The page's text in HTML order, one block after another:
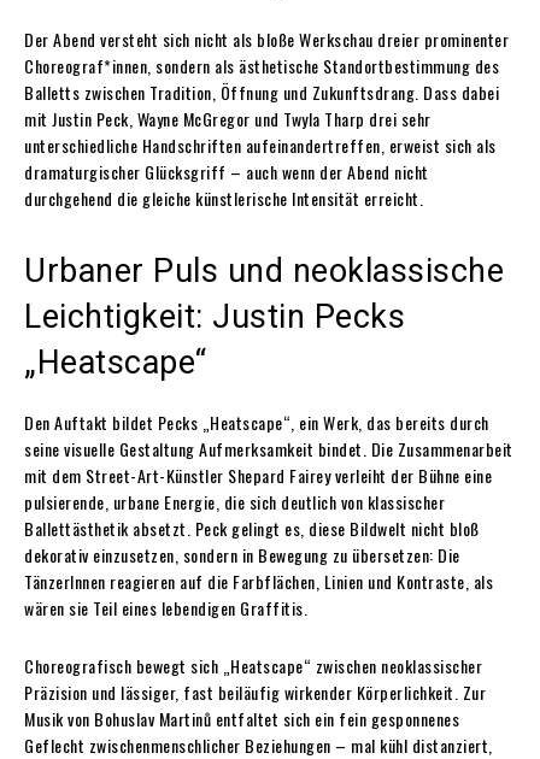
Der Abend versteht sich nicht als bloße Werkschau dreier prominenter
Choreograf*innen, sondern als ästhetische Standortbestimmung des
Balletts zwischen Tradition, Öffnung und Zukunftsdrang. Dass dabei
mit Justin Peck, Wayne McGregor und Twyla Tharp drei sehr
unterschiedliche Handschriften aufeinandertreffen, erweist sich als
dramaturgischer Glücksgriff – auch wenn der Abend nicht
durchgehend die gleiche künstlerische Intensität erreicht.
Urbaner Puls und neoklassische
Leichtigkeit: Justin Pecks
„Heatscape“
Den Auftakt bildet Pecks „Heatscape“, ein Werk, das bereits durch
seine visuelle Gestaltung Aufmerksamkeit bindet. Die Zusammenarbeit
mit dem Street-Art-Künstler Shepard Fairey verleiht der Bühne eine
pulsierende, urbane Energie, die sich deutlich von klassischer
Ballettästhetik absetzt. Peck gelingt es, diese Bildwelt nicht bloß
dekorativ einzusetzen, sondern in Bewegung zu übersetzen: Die
TänzerInnen reagieren auf die Farbflächen, Linien und Kontraste, als
wären sie Teil eines lebendigen Graffitis.
Choreografisch bewegt sich „Heatscape“ zwischen neoklassischer
Präzision und lässiger, fast beiläufig wirkender Körperlichkeit. Zur
Musik von Bohuslav Martinů entfaltet sich ein fein gesponnenes
Geflecht zwischenmenschlicher Beziehungen – mal kühl distanziert,